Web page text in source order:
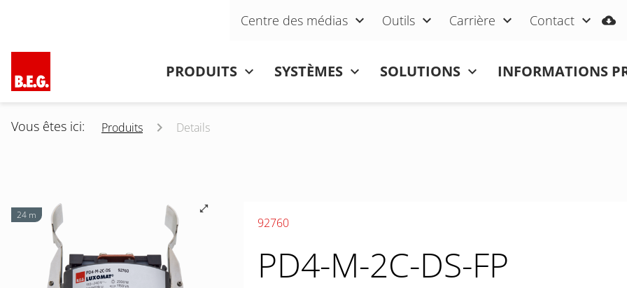
Aller au contenu
Centre des médias Outils Carrière Contact
PRODUITS SYSTÈMES SOLUTIONS INFORMATIONS
Vous êtes ici: Produits Details
24 m
92760
PD4-M-2C-DS-FP